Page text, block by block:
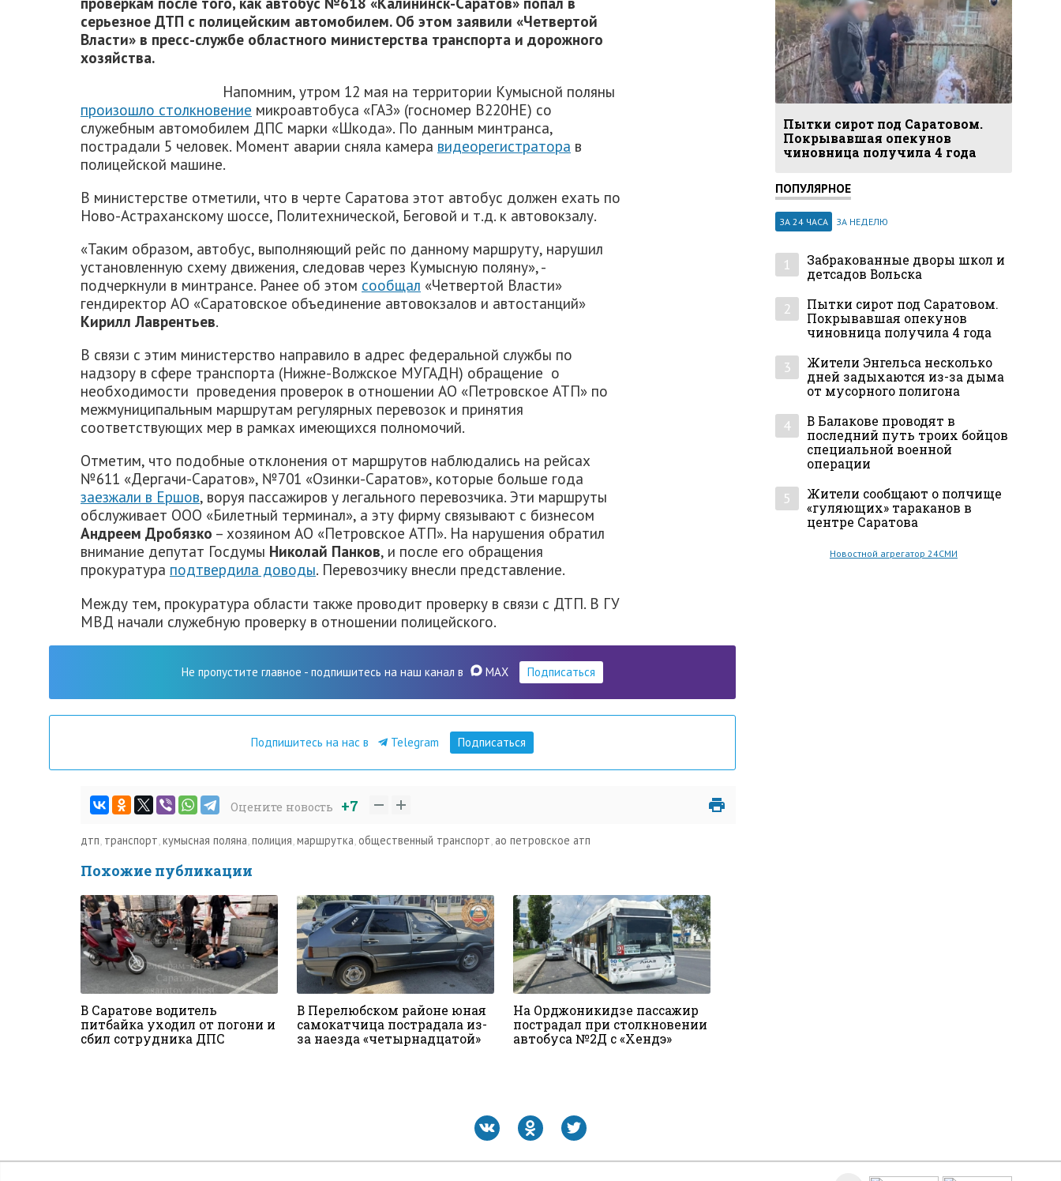
серьезное ДТП с полицейским автомобилем. Об этом заявили «Четвертой
Власти» в пресс-службе областного министерства транспорта и дорожного
хозяйства.
Напомним, утром 12 мая на территории Кумысной поляны
произошло столкновение микроавтобуса «ГАЗ» (госномер В220НЕ) со
служебным автомобилем ДПС марки «Шкода». По данным минтранса,
пострадали 5 человек. Момент аварии сняла камера видеорегистратора в
полицейской машине.
В министерстве отметили, что в черте Саратова этот автобус должен ехать по
Ново-Астраханскому шоссе, Политехнической, Беговой и т.д. к автовокзалу.
«Таким образом, автобус, выполняющий рейс по данному маршруту, нарушил
установленную схему движения, следовав через Кумысную поляну», -
подчеркнули в минтрансе. Ранее об этом сообщал «Четвертой Власти»
гендиректор АО «Саратовское объединение автовокзалов и автостанций»
Кирилл Лаврентьев.
В связи с этим министерство направило в адрес федеральной службы по
надзору в сфере транспорта (Нижне-Волжское МУГАДН) обращение о
необходимости проведения проверок в отношении АО «Петровское АТП» по
межмуниципальным маршрутам регулярных перевозок и принятия
соответствующих мер в рамках имеющихся полномочий.
Отметим, что подобные отклонения от маршрутов наблюдались на рейсах
№611 «Дергачи-Саратов», №701 «Озинки-Саратов», которые больше года
заезжали в Ершов, воруя пассажиров у легального перевозчика. Эти маршруты
обслуживает ООО «Билетный терминал», а эту фирму связывают с бизнесом
Андреем Дробязко – хозяином АО «Петровское АТП». На нарушения обратил
внимание депутат Госдумы Николай Панков, и после его обращения
прокуратура подтвердила доводы. Перевозчику внесли представление.
Между тем, прокуратура области также проводит проверку в связи с ДТП. В ГУ
МВД начали служебную проверку в отношении полицейского.
Не пропустите главное - подпишитесь на наш канал в MAX Подписаться
Подпишитесь на нас в Telegram Подписаться
Оцените новость +7
дтп транспорт кумысная поляна полиция маршрутка общественный транспорт ао петровское атп
Похожие публикации
В Саратове водитель
питбайка уходил от погони и
сбил сотрудника ДПС
В Перелюбском районе юная
самокатчица пострадала из-
за наезда «четырнадцатой»
На Орджоникидзе пассажир
пострадал при столкновении
автобуса №2Д с «Хендэ»
Пытки сирот под Саратовом.
Покрывавшая опекунов
чиновница получила 4 года
ПОПУЛЯРНОЕ
ЗА 24 ЧАСА ЗА НЕДЕЛЮ
1
Забракованные дворы школ и
детсадов Вольска
2
Пытки сирот под Саратовом.
Покрывавшая опекунов
чиновница получила 4 года
3
Жители Энгельса несколько
дней задыхаются из-за дыма
от мусорного полигона
4
В Балакове проводят в
последний путь троих бойцов
специальной военной
операции
5
Жители сообщают о полчище
«гуляющих» тараканов в
центре Саратова
Новостной агрегатор 24СМИ